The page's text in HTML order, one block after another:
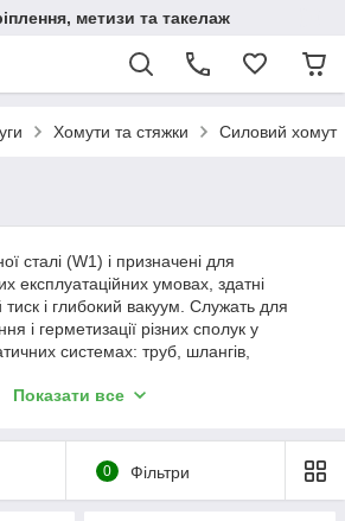
метизи та такелаж
Хомути та стяжки Силовий хомут
сталі (W1) і призначені для
експлуатаційних умовах, здатні
і глибокий вакуум. Служать для
і герметизації різних сполук у
системах: труб, шлангів,
суднобудуванні,
має шестигранну голівку під гайковий
та незнімної розпіркою.
Показати все
0 Фільтри